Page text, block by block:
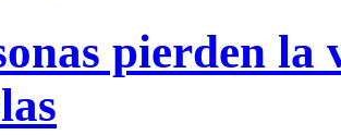
pierden la